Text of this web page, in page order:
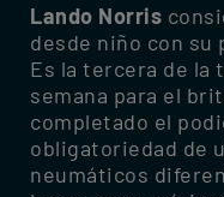
Lando Norris
desde niño con su
Es la tercera de la
semana para el
completado el
obligatoriedad de
neumáticos